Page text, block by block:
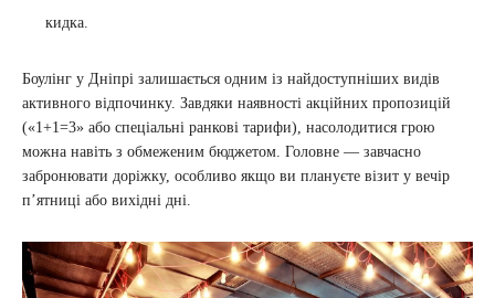
кидка.
Боулінг у Дніпрі залишається одним із найдоступніших видів
активного відпочинку. Завдяки наявності акційних пропозицій
(«1+1=3» або спеціальні ранкові тарифи), насолодитися грою
можна навіть з обмеженим бюджетом. Головне — завчасно
забронювати доріжку, особливо якщо ви плануєте візит у вечір
п’ятниці або вихідні дні.